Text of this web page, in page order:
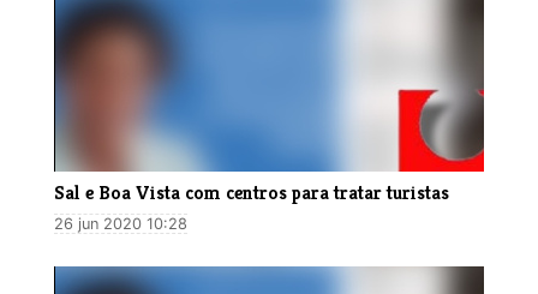
Sal e Boa Vista com centros para tratar turistas
26 jun 2020 10:28